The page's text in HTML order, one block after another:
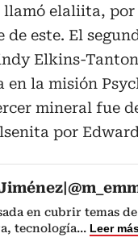
elaliita,
de este. El
Elkins-
la misión
mineral fue
por
en cubrir temas
tecnología... Leer